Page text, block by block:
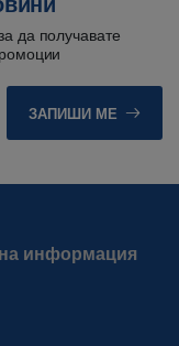
да получавате
ЗАПИШИ МЕ
информация